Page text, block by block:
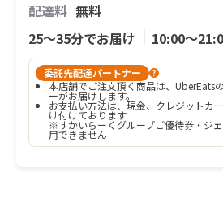
配達料 無料
25〜35分でお届け
10:00〜
委託先配達パートナー ?
本店舗でご注文頂く商品は、UberEats
ーがお届けします。
お支払い方法は、現金、クレジットカ
け付けております
※すかいらーくグループご優待券・ジ
用できません